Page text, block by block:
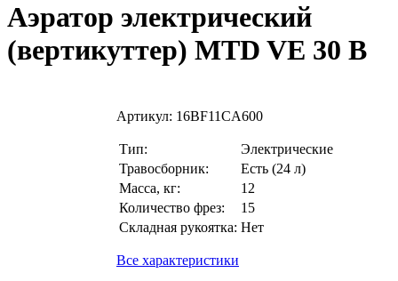
Аэратор электрический
(вертикуттер) MTD VE 30 B
Артикул: 16BF11CA600
Тип:
Электрические
Травосборник:
Есть (24 л)
Масса, кг:
12
Количество фрез:
15
Складная рукоятка: Нет
Все характеристики